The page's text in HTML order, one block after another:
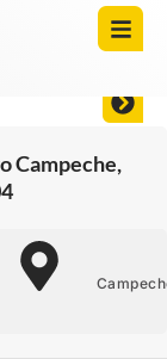
Campeche,